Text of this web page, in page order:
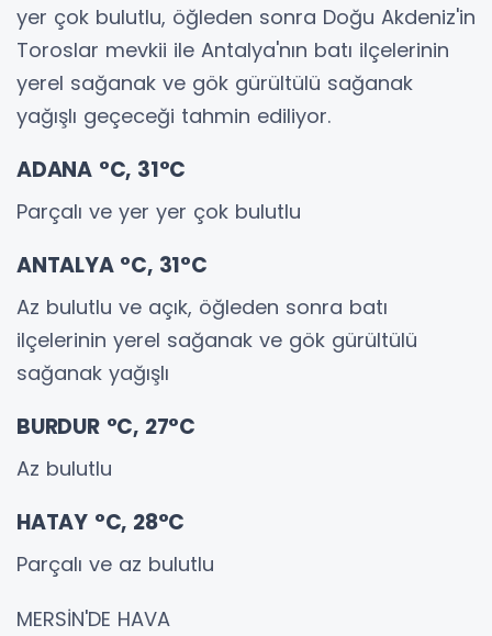
yer çok bulutlu, öğleden sonra Doğu Akdeniz'in
Toroslar mevkii ile Antalya'nın batı ilçelerinin
yerel sağanak ve gök gürültülü sağanak
yağışlı geçeceği tahmin ediliyor.
ADANA °C, 31°C
Parçalı ve yer yer çok bulutlu
ANTALYA °C, 31°C
Az bulutlu ve açık, öğleden sonra batı
ilçelerinin yerel sağanak ve gök gürültülü
sağanak yağışlı
BURDUR °C, 27°C
Az bulutlu
HATAY °C, 28°C
Parçalı ve az bulutlu
MERSİN'DE HAVA